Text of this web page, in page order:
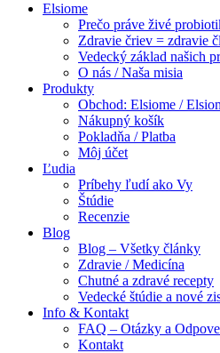
Elsiome
Prečo práve živé
Zdravie čriev = zdravie
Vedecký základ našich
O nás / Naša misia
Produkty
Obchod: Elsiome /
Nákupný košík
Pokladňa / Platba
Môj účet
Ľudia
Príbehy ľudí ako Vy
Štúdie
Recenzie
Blog
Blog – Všetky články
Zdravie / Medicína
Chutné a zdravé recepty
Vedecké štúdie a nové
Info & Kontakt
FAQ – Otázky a
Kontakt